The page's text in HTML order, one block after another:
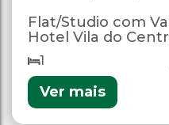
Flat/Studio com
Hotel Vila do
1
Ver mais